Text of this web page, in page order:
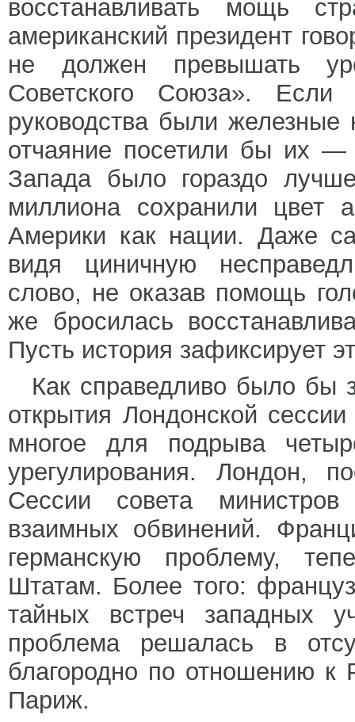
восстанавливать мощь
американский президент
не должен превышать
Советского Союза».
руководства были железные
отчаяние посетили бы их —
Запада было гораздо
миллиона сохранили цвет
Америки как нации. Даже
видя циничную
слово, не оказав помощь
же бросилась
Пусть история зафиксирует
Как справедливо было бы
открытия Лондонской
многое для подрыва
урегулирования. Лондон,
Сессии совета
взаимных обвинений.
германскую проблему,
Штатам. Более того:
тайных встреч западных
проблема решалась в
благородно по отношению
Париж.